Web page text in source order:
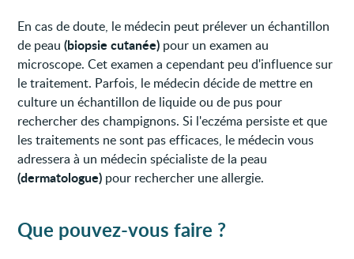
En cas de doute, le médecin peut prélever un échantillon
de peau(biopsie cutanée) pour un examen au
microscope. Cet examen a cependant peu d'influence sur
le traitement. Parfois, le médecin décide de mettre en
culture un échantillon de liquide ou de pus pour
rechercher des champignons. Si l'eczéma persiste et que
les traitements ne sont pas efficaces, le médecin vous
adressera à un médecin spécialiste de la peau
(dermatologue) pour rechercher une allergie.
Que pouvez-vous faire ?